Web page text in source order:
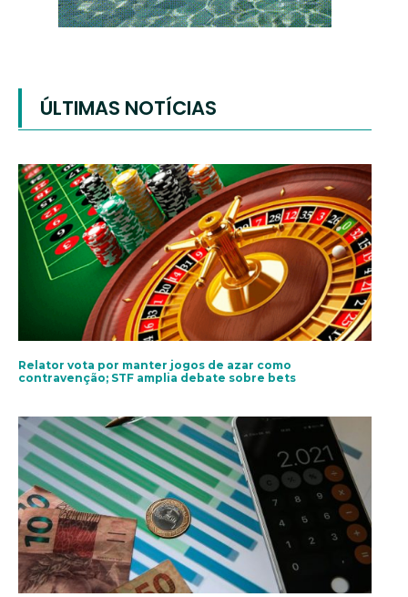
ÚLTIMAS NOTÍCIAS
Relator vota por manter jogos de azar como
contravenção; STF amplia debate sobre bets